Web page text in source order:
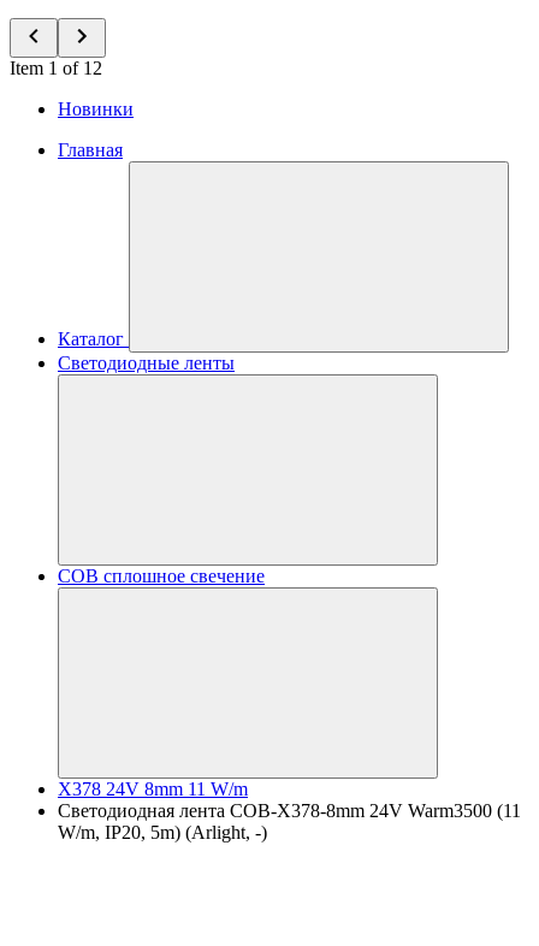
Item 1 of 12
Новинки
Главная
Каталог
Светодиодные ленты
COB сплошное свечение
X378 24V 8mm 11 W/m
Светодиодная лента COB-X378-8mm 24V Warm3500 (11
W/m, IP20, 5m) (Arlight, -)